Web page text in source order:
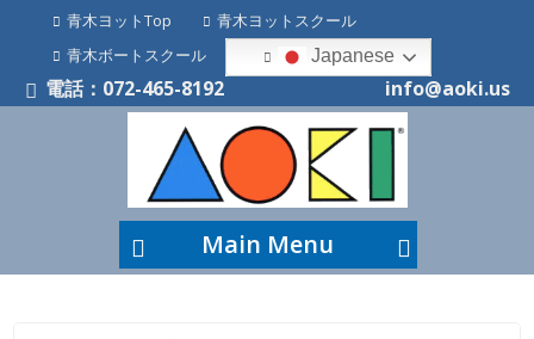
青木ヨットTop
青木ヨットスクール
青木ボートスクール
Japanese
電話：072-465-8192 info@aoki.us
Main Menu